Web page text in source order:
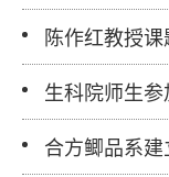
验室发表JMC封
陈作红教授课
子检测研究中取
生科院师生参
者学术论坛
合方鲫品系